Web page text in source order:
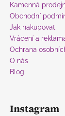
Kamenná
Obchodní
Jak nakupovat
Vrácení a
Ochrana
O nás
Blog
Instagram